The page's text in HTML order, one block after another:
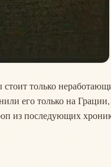
только
его только на Грации,
из последующих